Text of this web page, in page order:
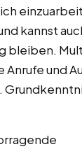
kannst
bleiben.
Anrufe und